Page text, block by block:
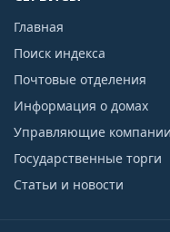
Главная
Поиск индекса
Почтовые отделения
Информация о домах
Управляющие компании
Государственные торги
Статьи и новости